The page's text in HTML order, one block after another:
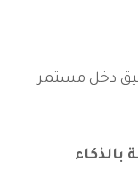
دخل مستمر
بالذكاء